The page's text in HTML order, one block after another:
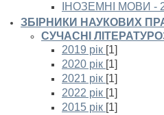
ІНОЗЕМНІ МОВИ -
ЗБІРНИКИ НАУКОВИХ
СУЧАСНІ
2019 рік [1]
2020 рік [1]
2021 рік [1]
2022 рік [1]
2015 рік [1]